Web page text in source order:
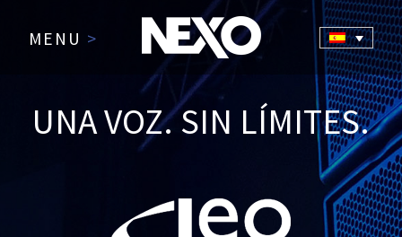
MENU >
UNA VOZ. SIN LÍMITES.